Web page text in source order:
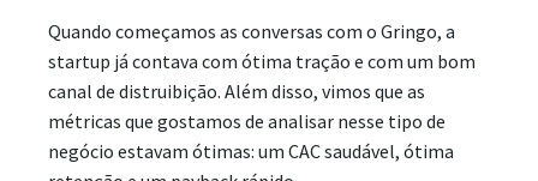
Quando começamos as conversas com o Gringo, a
startup já contava com ótima tração e com um bom
canal de distruibição. Além disso, vimos que as
métricas que gostamos de analisar nesse tipo de
negócio estavam ótimas: um CAC saudável, ótima